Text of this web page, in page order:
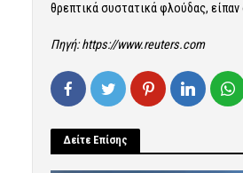
θρεπτικά συστατικά φλούδας, είπαν
Πηγή:https://www.reuters.com
Δείτε Επίσης